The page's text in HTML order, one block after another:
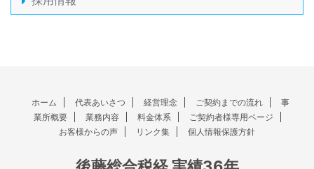
ホーム 代表あいさつ 経営理念 ご契約までの流れ
事
業所概要
業務内容 料金体系
ご契約者様専用ページ
お客様からの声
リンク集 個人情報保護方針